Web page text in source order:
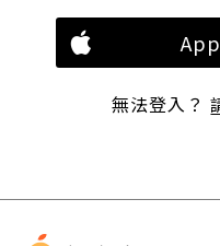
無法登入？